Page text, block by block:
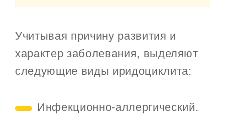
Учитывая причину развития и
характер заболевания, выделяют
следующие виды иридоциклита:
Инфекционно-аллергический.